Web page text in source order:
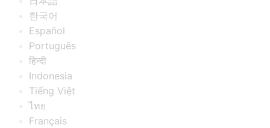
한국어
Español
Português
हिन्दी
Indonesia
Tiếng Việt
ไทย
Français